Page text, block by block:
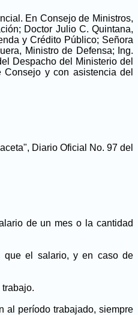
En Consejo de Ministros,
Doctor Julio C. Quintana,
y Crédito Público; Señora
Ministro de Defensa; Ing.
Despacho del Ministerio del
y con asistencia del
Diario Oficial No. 97 del
de un mes o la cantidad
que el salario, y en caso de
al período trabajado, siempre